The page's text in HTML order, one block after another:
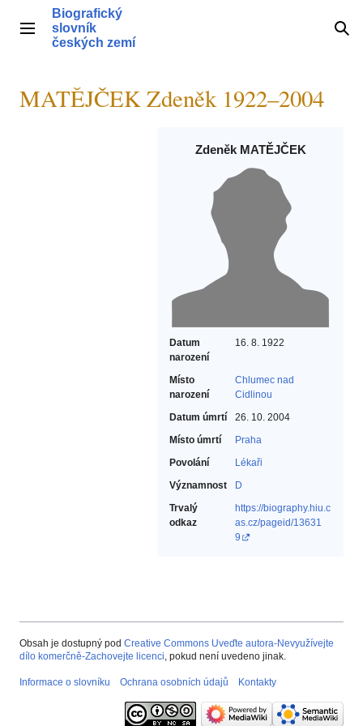
obsahHlavní menu
Biografický
slovník
českých zemí
MATĚJČEK Zdeněk 1922–2004
Zdeněk MATĚJČEK
Datum
narození
16. 8. 1922
Místo
narození
Chlumec nad
Cidlinou
Datum úmrtí
26. 10. 2004
Místo úmrtí
Praha
Povolání
Lékaři‎
Významnost
D
Trvalý
odkaz
https://biography.hiu.c
as.cz/pageid/13631
9
Obsah je dostupný pod Creative Commons Uveďte autora-Nevyužívejte
dílo komerčně-Zachovejte licenci, pokud není uvedeno jinak.
Informace o slovníku Ochrana osobních údajů Kontakty